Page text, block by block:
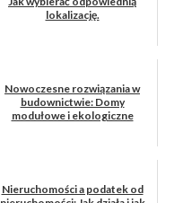
lokalizację.
Nowoczesne rozwiązania w
budownictwie: Domy
modułowe i ekologiczne
Nieruchomości a podatek od